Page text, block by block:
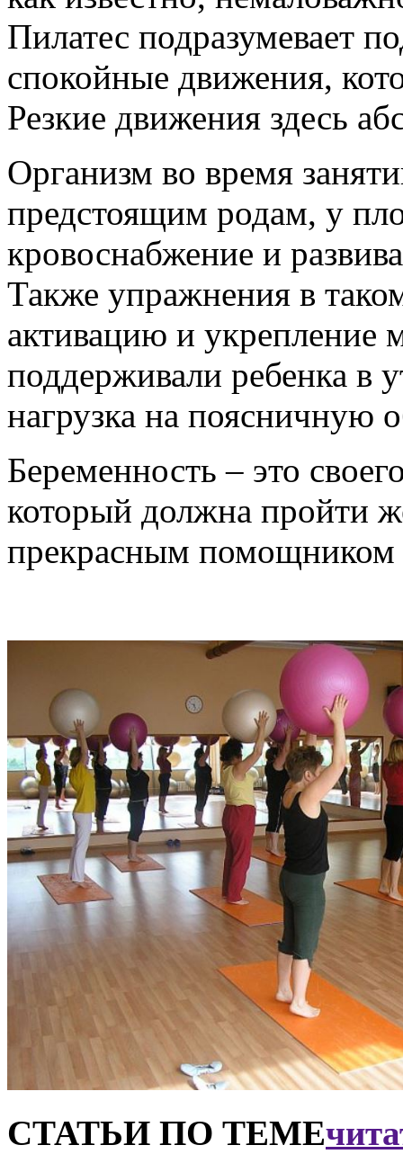
Пилатес подразумевает
спокойные движения,
Резкие движения здесь
Организм во время
предстоящим родам, у
кровоснабжение и
Также упражнения в
активацию и
поддерживали ребенка в
нагрузка на поясничную
Беременность – это
который должна пройти
прекрасным помощником
СТАТЬИ ПО ТЕМЕ